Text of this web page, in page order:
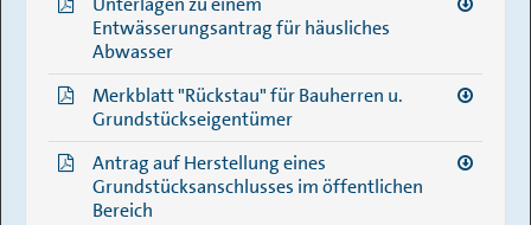
Entwässerungsantrag für häusliches
Abwasser
Merkblatt "Rückstau" für Bauherren u.
Grundstückseigentümer
Antrag auf Herstellung eines
Grundstücksanschlusses im öffentlichen
Bereich